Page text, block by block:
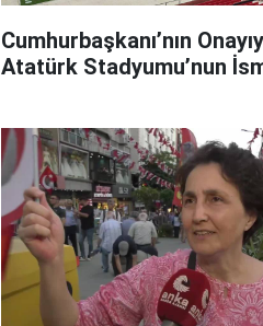
Cumhurbaşkanı’nın
Atatürk Stadyumu’nun